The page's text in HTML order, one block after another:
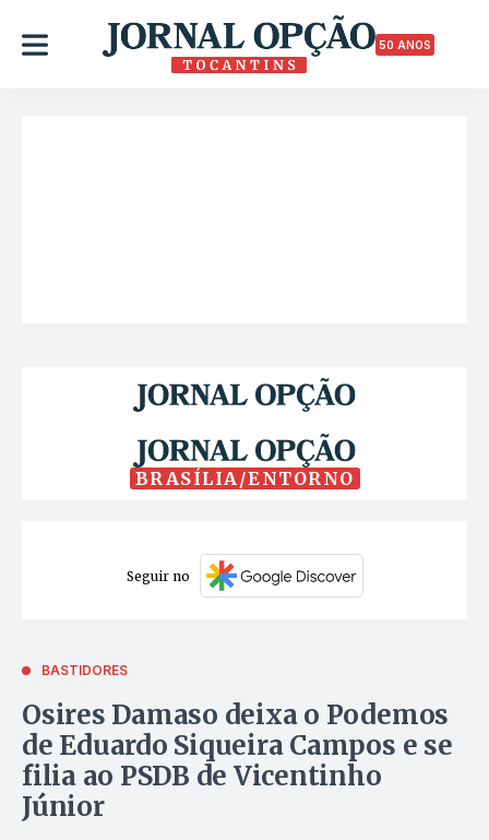
50 ANOS
BRASÍLIA/ENTORNO
Seguir no
BASTIDORES
Osires Damaso deixa o Podemos
de Eduardo Siqueira Campos e se
filia ao PSDB de Vicentinho
Júnior